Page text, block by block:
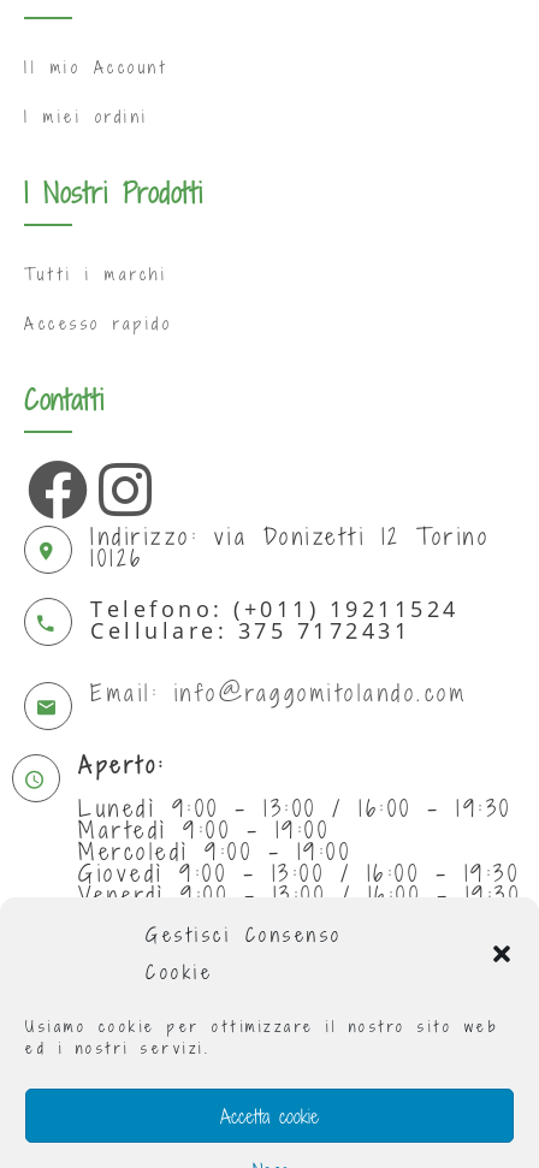
Gestisci Consenso
Cookie
Usiamo cookie per ottimizzare il nostro sito web
ed i nostri servizi.
Accetta cookie
Il mio Account
I miei ordini
I Nostri Prodotti
Tutti i marchi
Accesso rapido
Contatti
Indirizzo: via Donizetti 12 Torino
10126
Telefono: (+011) 19211524
Cellulare: 375 7172431
Email: info@raggomitolando.com
Aperto:
Lunedì 9:00 - 13:00 / 16:00 - 19:30
Martedì 9:00 - 19:00
Mercoledì 9:00 - 19:00
Giovedì 9:00 - 13:00 / 16:00 - 19:30
Venerdì 9:00 - 13:00 / 16:00 - 19:30